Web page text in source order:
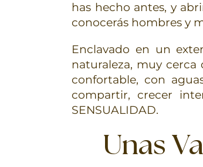
has hecho antes, y
conocerás hombres y
Enclavado en un
naturaleza, muy
confortable, con
compartir, crecer
SENSUALIDAD.
Unas